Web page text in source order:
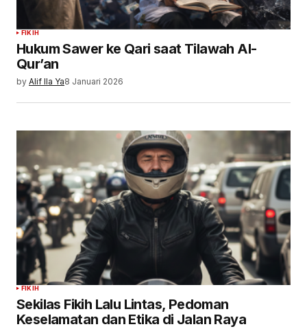
FIKIH
Hukum Sawer ke Qari saat Tilawah Al-
Qur’an
by Alif Ila Ya8 Januari 2026
FIKIH
Sekilas Fikih Lalu Lintas, Pedoman
Keselamatan dan Etika di Jalan Raya